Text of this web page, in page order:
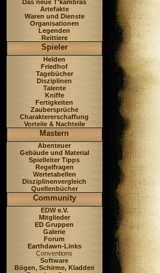
Das neue T'kambras
Artefakte
Waren und Dienste
Organisationen
Legenden
Reittiere
Spieler
Helden
Friedhof
Tagebücher
Disziplinen
Talente
Kniffe
Fertigkeiten
Zaubersprüche
Charaktererschaffung
Vorteile & Nachteile
Mastern
Abenteuer
Gebäude und Material
Spielleiter Tipps
Regelfragen
Wertetabellen
Disziplinenvergleich
Quellenbücher
Community
EDW e.V.
Mitglieder
ED Gruppen
Galerie
Forum
Earthdawn-Links
Conventions
Software
Bögen, Schirme, Kladden